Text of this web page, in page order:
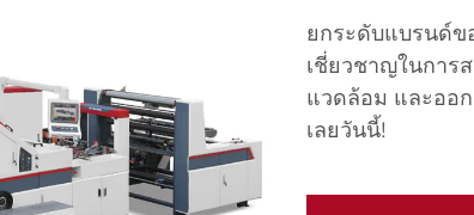
ยกระดับแบรนด์ข
เชี่ยวชาญในการ
แวดล้อม และออ
เลยวันนี้!